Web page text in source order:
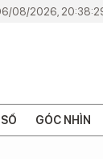
08/2026,
GÓC NHÌN